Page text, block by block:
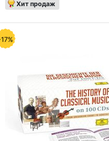
Хит продаж